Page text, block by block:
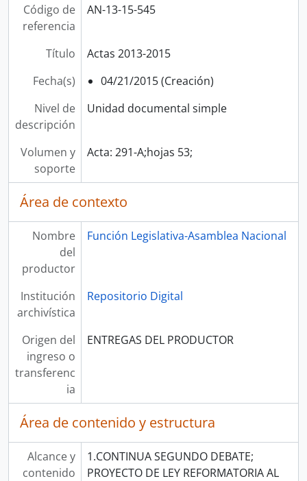
Código de
referencia
AN-13-15-545
Título
Actas 2013-2015
Fecha(s)
04/21/2015 (Creación)
Nivel de
descripción
Unidad documental simple
Volumen y
soporte
Acta: 291-A;hojas 53;
Área de contexto
Nombre
del
productor
Función Legislativa-Asamblea Nacional
Institución
archivística
Repositorio Digital
Origen del
ingreso o
transferenc
ia
ENTREGAS DEL PRODUCTOR
Área de contenido y estructura
Alcance y
contenido
1.CONTINUA SEGUNDO DEBATE;
PROYECTO DE LEY REFORMATORIA AL